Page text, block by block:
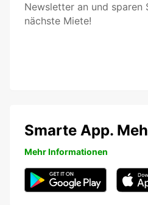
Newsletter an und sparen
nächste Miete!
Smarte App.
Mehr Informationen